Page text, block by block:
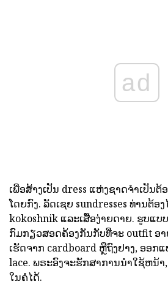
ad
ເພື່ອສ້າງເປັນ dress ແຫ່ງຊາດຈໍາເປັນ
ໂດຍກົງ. ລັດເຊຍ sundresses ທ່ານຕ້ອ
kokoshnik ແລະເສື້ອງ່າຍດາຍ. ຮູບແ
ກົມກຽວສອດຄ້ອງກັນກັບທີ່ຈະ outfit ອາ
ເຮັດຈາກ cardboard ຫຼືຖົງຢາງ, ອອກ
lace. ພຣະອົງຈະຮັກສາການນໍາໃຊ້ຫນ້
ໃນຄໍໄດ້.